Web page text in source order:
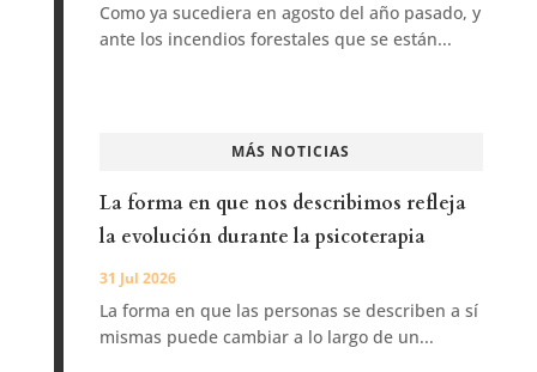
Como ya sucediera en agosto del año pasado, y
ante los incendios forestales que se están...
MÁS NOTICIAS
La forma en que nos describimos refleja
la evolución durante la psicoterapia
31 Jul 2026
La forma en que las personas se describen a sí
mismas puede cambiar a lo largo de un...